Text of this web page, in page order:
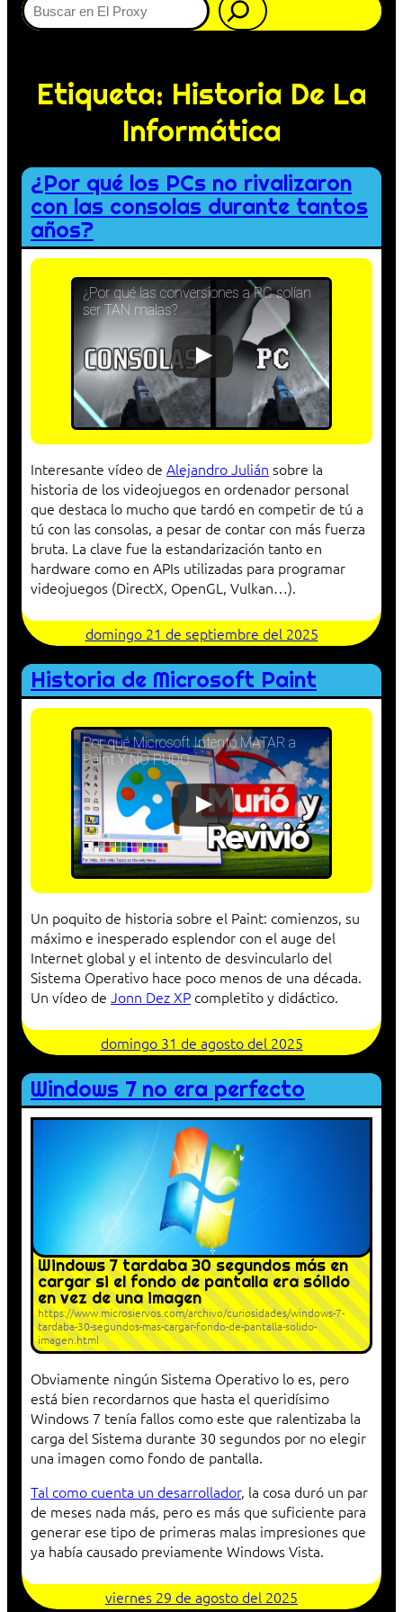
Etiqueta: Historia De La
Informática
¿Por qué los PCs no rivalizaron
con las consolas durante tantos
años?
¿Por qué las conversiones a PC solían
ser TAN malas?
Interesante vídeo de Alejandro Julián sobre la
historia de los videojuegos en ordenador personal
que destaca lo mucho que tardó en competir de tú a
tú con las consolas, a pesar de contar con más fuerza
bruta. La clave fue la estandarización tanto en
hardware como en APIs utilizadas para programar
videojuegos (DirectX, OpenGL, Vulkan…).
domingo 21 de septiembre del 2025
Historia de Microsoft Paint
Por qué Microsoft Intentó MATAR a
Paint Y NO PUDO
Un poquito de historia sobre el Paint: comienzos, su
máximo e inesperado esplendor con el auge del
Internet global y el intento de desvincularlo del
Sistema Operativo hace poco menos de una década.
Un vídeo de Jonn Dez XP completito y didáctico.
domingo 31 de agosto del 2025
Windows 7 no era perfecto
Windows 7 tardaba 30 segundos más en
cargar si el fondo de pantalla era sólido
en vez de una imagen
https://www.microsiervos.com/archivo/curiosidades/windows-7-
tardaba-30-segundos-mas-cargar-fondo-de-pantalla-solido-
imagen.html
Obviamente ningún Sistema Operativo lo es, pero
está bien recordarnos que hasta el queridísimo
Windows 7 tenía fallos como este que ralentizaba la
carga del Sistema durante 30 segundos por no elegir
una imagen como fondo de pantalla.
Tal como cuenta un desarrollador, la cosa duró un par
de meses nada más, pero es más que suficiente para
generar ese tipo de primeras malas impresiones que
ya había causado previamente Windows Vista.
viernes 29 de agosto del 2025